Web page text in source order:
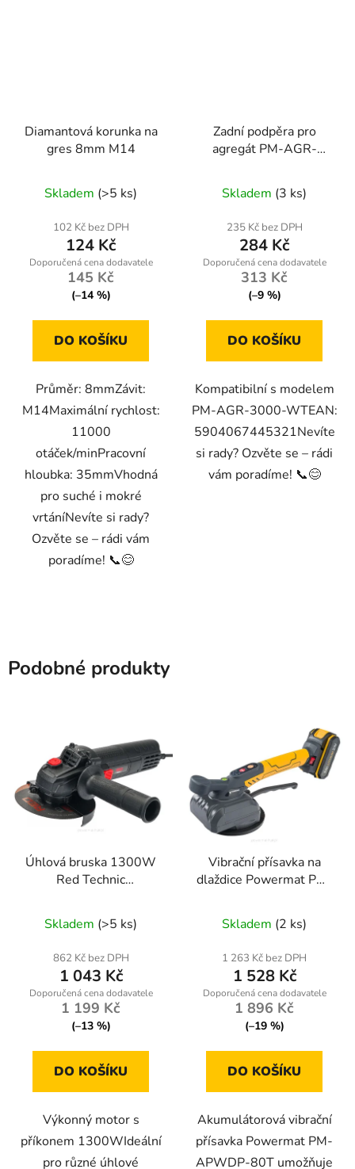
Diamantová korunka na
gres 8mm M14
Skladem (>5 ks)
102 Kč bez DPH
124 Kč
145 Kč
(–14 %)
DO KOŠÍKU
Průměr: 8mmZávit:
M14Maximální rychlost:
11000
otáček/minPracovní
hloubka: 35mmVhodná
pro suché i mokré
vrtáníNevíte si rady?
Ozvěte se – rádi vám
poradíme! 📞😊
Zadní podpěra pro
agregát PM-AGR-
Skladem (3 ks)
235 Kč bez DPH
284 Kč
313 Kč
(–9 %)
DO KOŠÍKU
Kompatibilní s modelem
PM-AGR-3000-WTEAN:
5904067445321Nevíte
si rady? Ozvěte se – rádi
vám poradíme! 📞😊
Podobné produkty
Úhlová bruska 1300W
Red Technic
Skladem (>5 ks)
862 Kč bez DPH
1 043 Kč
1 199 Kč
(–13 %)
DO KOŠÍKU
Výkonný motor s
příkonem 1300WIdeální
pro různé úhlové
Vibrační přísavka na
dlaždice Powermat PM-
Skladem (2 ks)
1 263 Kč bez DPH
1 528 Kč
1 896 Kč
(–19 %)
DO KOŠÍKU
Akumulátorová vibrační
přísavka Powermat PM-
APWDP-80T umožňuje